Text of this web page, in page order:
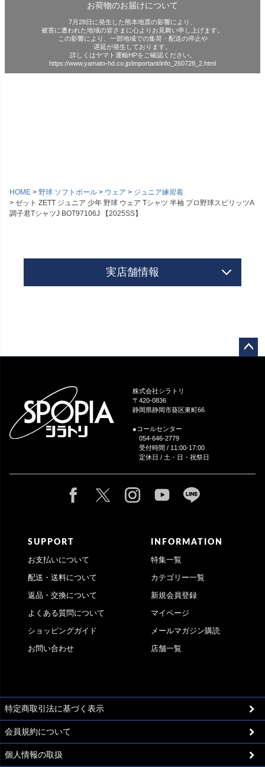
お荷物のお届けについて
7月28日に発生した熊本地震の影響により、
被害に遭われた地域の皆さまに心よりお見舞い申し上げます。
この影響により、一部地域での集荷・配送の停止や
遅延が発生しております。
詳しくはヤマト運輸HPをご確認ください。
https://www.yamato-hd.co.jp/important/info_260728_2.html
HOME 野球 ソフトボール ウェア
ジュニア練習着
ゼット ZETT ジュニア 少年 野球 ウェア Tシャツ 半袖 プロ野球スピリッツA
調子君TシャツJ BOT97106J 【2025SS】
実店舗情報
株式会社シラトリ
〒420-0836
静岡県静岡市葵区東町66
●コールセンター
054-646-2779
受付時間 / 11:00-17:00
定休日 / 土・日・祝祭日
SUPPORT
お支払いについて
配送・送料について
返品・交換について
よくある質問について
ショッピングガイド
お問い合わせ
INFORMATION
特集一覧
カテゴリー一覧
新規会員登録
マイページ
メールマガジン購読
店舗一覧
特定商取引法に基づく表示
会員規約について
個人情報の取扱